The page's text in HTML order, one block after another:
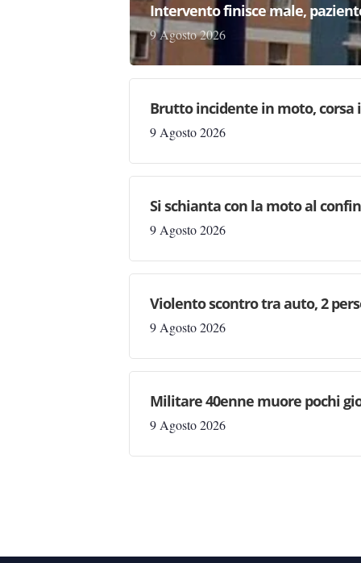
Intervento finisce male,
9 Agosto 2026
Brutto incidente in moto, corsa
9 Agosto 2026
Si schianta con la moto al
9 Agosto 2026
Violento scontro tra auto, 2
9 Agosto 2026
Militare 40enne muore pochi
9 Agosto 2026